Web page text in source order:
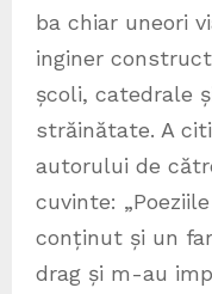
ba chiar uneori
inginer
școli, catedrale
străinătate. A
autorului de
cuvinte:
conținut și un
drag și m-au